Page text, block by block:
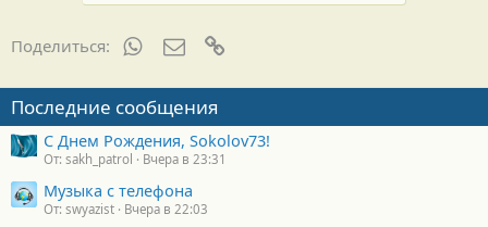
Поделиться: WhatsAppЭлектронная почта
Последние сообщения
С Днем Рождения, Sokolov73!
От: sakh_patrol Вчера в 23:31
Музыка с телефона
От: swyazist Вчера в 22:03